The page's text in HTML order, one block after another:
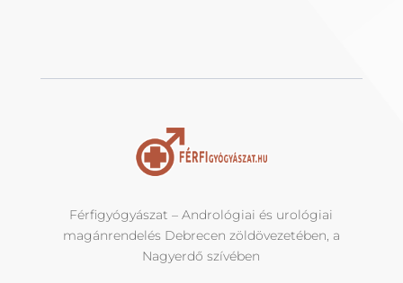
Férfigyógyászat – Andrológiai és urológiai
magánrendelés Debrecen zöldövezetében, a
Nagyerdő szívében